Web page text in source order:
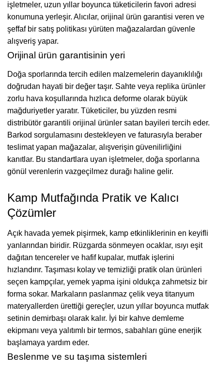
işletmeler, uzun yıllar boyunca tüketicilerin favori adresi
konumuna yerleşir. Alıcılar, orijinal ürün garantisi veren ve
şeffaf bir satış politikası yürüten mağazalardan güvenle
alışveriş yapar.
Orijinal ürün garantisinin yeri
Doğa sporlarında tercih edilen malzemelerin dayanıklılığı
doğrudan hayati bir değer taşır. Sahte veya replika ürünler
zorlu hava koşullarında hızlıca deforme olarak büyük
mağduriyetler yaratır. Tüketiciler, bu yüzden resmi
distribütör garantili orijinal ürünler satan bayileri tercih eder.
Barkod sorgulamasını destekleyen ve faturasıyla beraber
teslimat yapan mağazalar, alışverişin güvenilirliğini
kanıtlar. Bu standartlara uyan işletmeler, doğa sporlarına
gönül verenlerin vazgeçilmez durağı haline gelir.
Kamp Mutfağında Pratik ve Kalıcı
Çözümler
Açık havada yemek pişirmek, kamp etkinliklerinin en keyifli
yanlarından biridir. Rüzgarda sönmeyen ocaklar, ısıyı eşit
dağıtan tencereler ve hafif kupalar, mutfak işlerini
hızlandırır. Taşıması kolay ve temizliği pratik olan ürünleri
seçen kampçılar, yemek yapma işini oldukça zahmetsiz bir
forma sokar. Markaların paslanmaz çelik veya titanyum
materyallerden ürettiği gereçler, uzun yıllar boyunca mutfak
setinin demirbaşı olarak kalır. İyi bir kahve demleme
ekipmanı veya yalıtımlı bir termos, sabahları güne enerjik
başlamaya yardım eder.
Beslenme ve su taşıma sistemleri